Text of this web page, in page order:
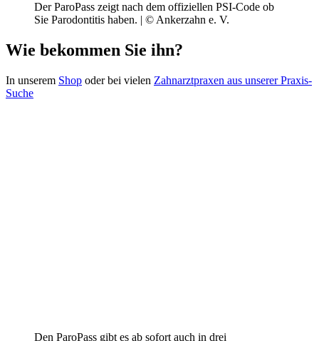
Der ParoPass zeigt nach dem offiziellen PSI-Code ob
Sie Parodontitis haben. | © Ankerzahn e. V.
Wie bekommen Sie ihn?
In unserem Shop oder bei vielen Zahnarztpraxen aus unserer Praxis-
Suche
Den ParoPass gibt es ab sofort auch in drei